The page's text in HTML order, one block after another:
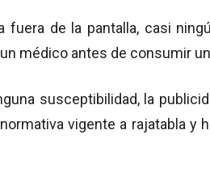
fuera de la pantalla, casi
médico antes de consumir
susceptibilidad, la
vigente a rajatabla y